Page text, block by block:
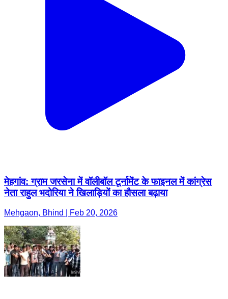
मेहगांव: ग्राम जरसेना में वॉलीबॉल टूर्नामेंट के फाइनल में कांग्रेस
नेता राहुल भदोरिया ने खिलाड़ियों का हौसला बढ़ाया
Mehgaon, Bhind | Feb 20, 2026